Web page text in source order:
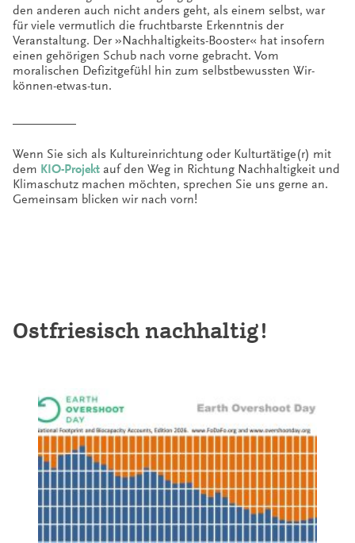
den anderen auch nicht anders geht, als einem selbst, war
für viele vermutlich die fruchtbarste Erkenntnis der
Veranstaltung. Der »Nachhaltigkeits-Booster« hat insofern
einen gehörigen Schub nach vorne gebracht. Vom
moralischen Defizitgefühl hin zum selbstbewussten Wir-
können-etwas-tun.
Wenn Sie sich als Kultureinrichtung oder Kulturtätige(r) mit
dem KIO-Projekt auf den Weg in Richtung Nachhaltigkeit und
Klimaschutz machen möchten, sprechen Sie uns gerne an.
Gemeinsam blicken wir nach vorn!
Ostfriesisch nachhaltig!